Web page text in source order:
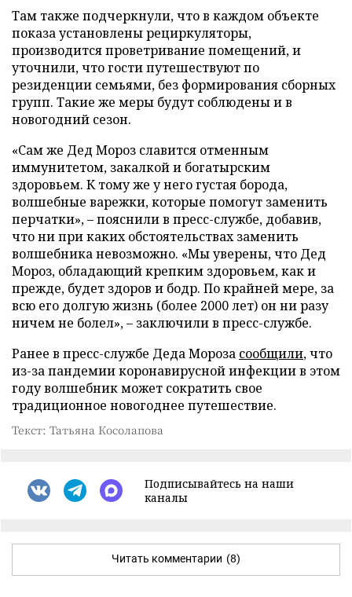
Там также подчеркнули, что в каждом объекте
показа установлены рециркуляторы,
производится проветривание помещений, и
уточнили, что гости путешествуют по
резиденции семьями, без формирования сборных
групп. Такие же меры будут соблюдены и в
новогодний сезон.
«Сам же Дед Мороз славится отменным
иммунитетом, закалкой и богатырским
здоровьем. К тому же у него густая борода,
волшебные варежки, которые помогут заменить
перчатки», – пояснили в пресс-службе, добавив,
что ни при каких обстоятельствах заменить
волшебника невозможно. «Мы уверены, что Дед
Мороз, обладающий крепким здоровьем, как и
прежде, будет здоров и бодр. По крайней мере, за
всю его долгую жизнь (более 2000 лет) он ни разу
ничем не болел», – заключили в пресс-службе.
Ранее в пресс-службе Деда Мороза сообщили, что
из-за пандемии коронавирусной инфекции в этом
году волшебник может сократить свое
традиционное новогоднее путешествие.
Текст: Татьяна Косолапова
Подписывайтесь на наши
каналы
Читать комментарии (8)